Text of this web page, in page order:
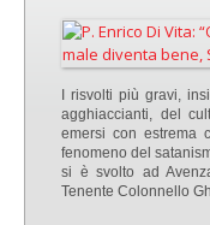
I risvolti più gravi,
agghiaccianti, del
emersi con estrema
fenomeno del
si è svolto ad
Tenente Colonnello